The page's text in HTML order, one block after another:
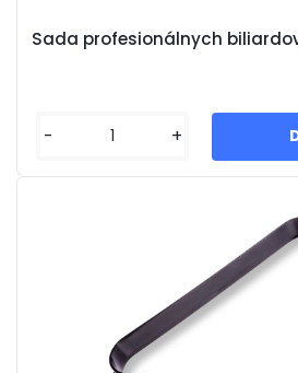
Sada profesionálnych
- +